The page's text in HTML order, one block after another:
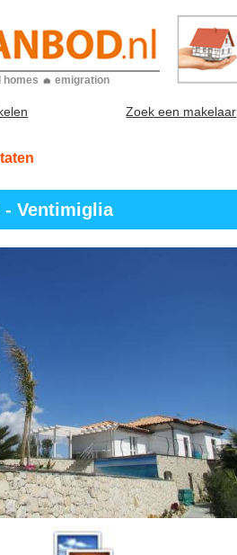
homes emigration
Zoek een makelaar
Ventimiglia